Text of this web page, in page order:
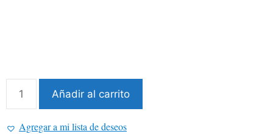
Añadir al carrito
Agregar a mi lista de deseos